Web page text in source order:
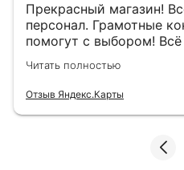
Прекрасный магазин!
персонал. Грамотные
помогут с выбором!
назначенный день!
Читать полностью
Отзыв Яндекс.Карты